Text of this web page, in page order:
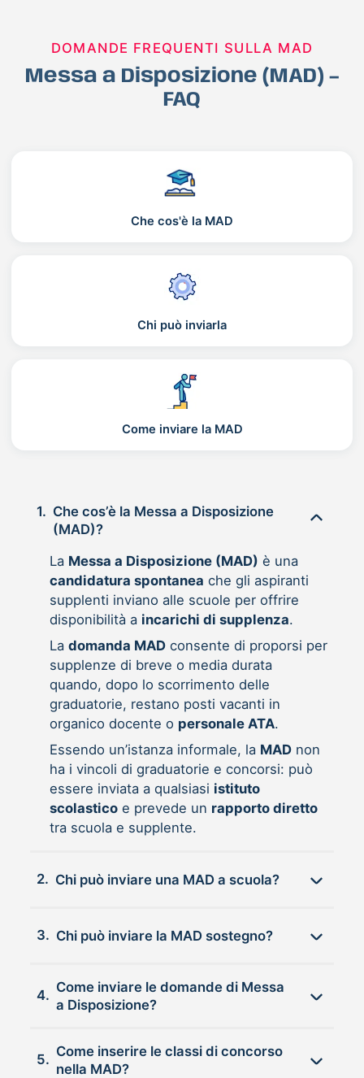
DOMANDE FREQUENTI SULLA MAD
Messa a Disposizione (MAD) –
FAQ
Che cos'è la MAD
Chi può inviarla
Come inviare la MAD
1. Che cos’è la Messa a Disposizione
(MAD)?
La Messa a Disposizione (MAD) è una
candidatura spontanea che gli aspiranti
supplenti inviano alle scuole per offrire
disponibilità a incarichi di supplenza.
La domanda MADconsente di proporsi per
supplenze di breve o media durata
quando, dopo lo scorrimento delle
graduatorie, restano posti vacanti in
organico docente o personale ATA.
Essendo un’istanza informale, la MADnon
ha i vincoli di graduatorie e concorsi: può
essere inviata a qualsiasi istituto
scolasticoe prevede un rapporto diretto
tra scuola e supplente.
2. Chi può inviare una MAD a scuola?
3. Chi può inviare la MAD sostegno?
4.
Come inviare le domande di Messa
a Disposizione?
5.
Come inserire le classi di concorso
nella MAD?